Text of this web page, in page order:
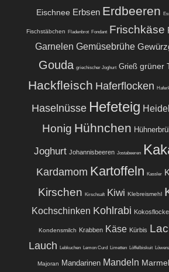
Eischnee Erbsen Erdbeeren
Fischstäbchen Fladenbrot Fondant Frischkäse
Garnelen Gemüsebrühe
Gouda griechischer Joghurt Grieß grüner
Hackfleisch Haferflocken
Haselnüsse Hefeteig
Honig Hühnchen
Joghurt Johannisbeeren Jostabeeren
Kardamom Kartoffeln Kassler
Kirschen Kirschsaft Kiwi Klebreismehl
Kochschinken Kohlrabi
Kondensmilch Krabben Käse Kürbis
Lauch Lebkuchen Lemon Curd Limetten Löffelbiskuit
Majoran Mandarinen Mandeln